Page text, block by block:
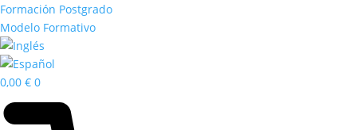
Formación Postgrado
Modelo Formativo
0,00 € 0